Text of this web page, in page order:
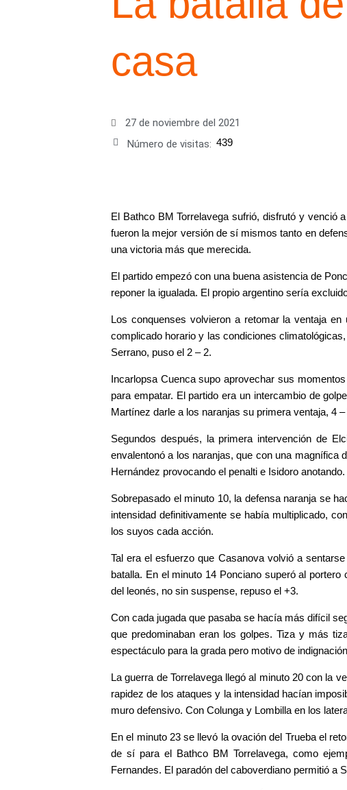
casa
27 de noviembre del 2021
Número de visitas: 439
El Bathco BM Torrelavega sufrió, disfrutó y venció a
fueron la mejor versión de sí mismos tanto en
una victoria más que merecida.
El partido empezó con una buena asistencia de
reponer la igualada. El propio argentino sería
Los conquenses volvieron a retomar la ventaja
complicado horario y las condiciones
Serrano, puso el 2 – 2.
Incarlopsa Cuenca supo aprovechar sus
para empatar. El partido era un intercambio de
Martínez darle a los naranjas su primera ventaja, 4 –
Segundos después, la primera intervención de
envalentonó a los naranjas, que con una magnífica
Hernández provocando el penalti e Isidoro anotando.
Sobrepasado el minuto 10, la defensa naranja se
intensidad definitivamente se había multiplicado,
los suyos cada acción.
Tal era el esfuerzo que Casanova volvió a
batalla. En el minuto 14 Ponciano superó al
del leonés, no sin suspense, repuso el +3.
Con cada jugada que pasaba se hacía más difícil
que predominaban eran los golpes. Tiza y más
espectáculo para la grada pero motivo de
La guerra de Torrelavega llegó al minuto 20 con la
rapidez de los ataques y la intensidad hacían
muro defensivo. Con Colunga y Lombilla en los
En el minuto 23 se llevó la ovación del Trueba el
de sí para el Bathco BM Torrelavega, como
Fernandes. El paradón del caboverdiano permitió a